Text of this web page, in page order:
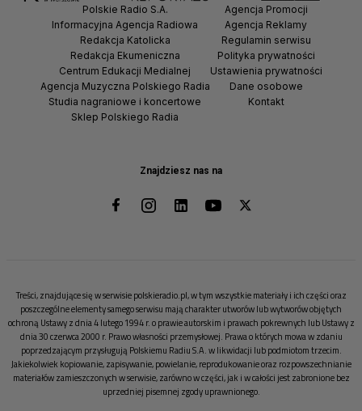
Znajdziesz nas na
Polskie Radio S.A.
Informacyjna Agencja Radiowa
Redakcja Katolicka
Redakcja Ekumeniczna
Centrum Edukacji Medialnej
Agencja Muzyczna Polskiego Radia
Studia nagraniowe i koncertowe
Sklep Polskiego Radia
Agencja Promocji
Agencja Reklamy
Regulamin serwisu
Polityka prywatności
Ustawienia prywatności
Dane osobowe
Kontakt
Treści, znajdujące się w serwisie polskieradio.pl, w tym wszystkie materiały i ich części oraz
poszczególne elementy samego serwisu mają charakter utworów lub wytworów objętych
ochroną Ustawy z dnia 4 lutego 1994 r. o prawie autorskim i prawach pokrewnych lub Ustawy z
dnia 30 czerwca 2000 r. Prawo własności przemysłowej. Prawa o których mowa w zdaniu
poprzedzającym przysługują Polskiemu Radiu S.A. w likwidacji lub podmiotom trzecim.
Jakiekolwiek kopiowanie, zapisywanie, powielanie, reprodukowanie oraz rozpowszechnianie
materiałów zamieszczonych w serwisie, zarówno w części, jak i w całości jest zabronione bez
uprzedniej pisemnej zgody uprawnionego.